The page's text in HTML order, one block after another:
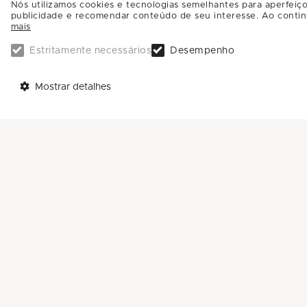
Nós utilizamos cookies e tecnologias semelhantes para
publicidade e recomendar conteúdo de seu interesse. Ao
mais
Estritamente necessários Desempenho
Mostrar detalhes